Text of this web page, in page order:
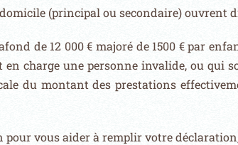
(principal ou secondaire) ouvrent
de 12 000 € majoré de 1500 € par
charge une personne invalide, ou qui
du montant des prestations
pour vous aider à remplir votre